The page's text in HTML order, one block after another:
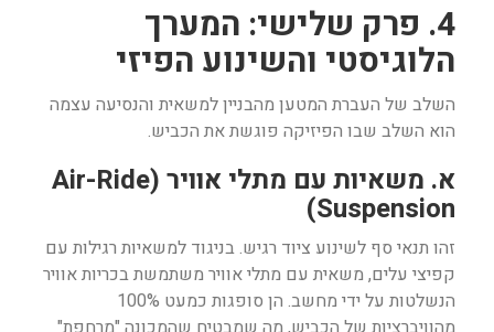
4. פרק שלישי: המערך
הלוגיסטי והשינוע הפיזי
השלב של העברת המטען מהבניין למשאית והנסיעה עצמה
הוא השלב שבו הפיזיקה פוגשת את הכביש.
א. משאיות עם מתלי אוויר (Air-Ride
Suspension)
זהו תנאי סף לשינוע ציוד רגיש. בניגוד למשאיות רגילות עם
קפיצי עלים, משאית עם מתלי אוויר משתמשת בכריות אוויר
הנשלטות על ידי מחשב. הן סופגות כמעט 100%